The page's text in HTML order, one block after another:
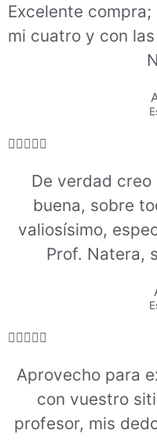
Excelente
mi cuatro y con

De verdad creo
buena, sobre
valiosísimo,
Prof. Natera,

Aprovecho para
con vuestro
profesor, mis